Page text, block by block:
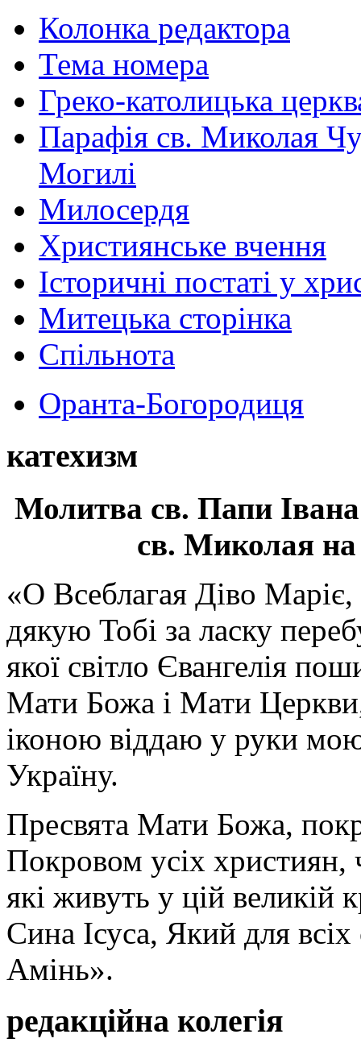
Колонка редактора
Тема номера
Греко-католицька
Парафія св. Миколая
Могилі
Милосердя
Християнське вчення
Історичні постаті у
Митецька сторінка
Спільнота
Оранта-Богородиця
катехизм
Молитва св. Папи
св. Миколая на
«О Всеблагая Діво
дякую Тобі за ласку
якої світло Євангелія
Мати Божа і Мати
іконою віддаю у руки
Україну.
Пресвята Мати Божа,
Покровом усіх християн,
які живуть у цій великій
Сина Ісуса, Який для
Амінь».
редакційна колегія